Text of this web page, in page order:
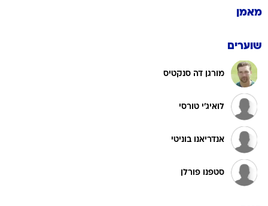
מאמן
שוערים
מורגן דה סנקטיס
לואיג'י טורסי
אנדריאנו בוניטי
סטפנו פורלן